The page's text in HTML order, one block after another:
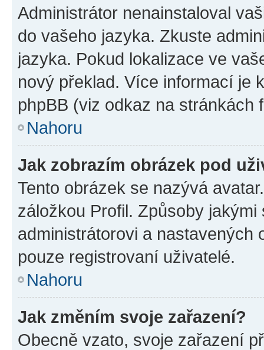
Administrátor nenainstaloval
do vašeho jazyka. Zkuste
jazyka. Pokud lokalizace ve
nový překlad. Více informací je
phpBB (viz odkaz na stránkách
Nahoru
Jak zobrazím obrázek pod
Tento obrázek se nazývá
záložkou Profil. Způsoby
administrátorovi a nastavených
pouze registrovaní uživatelé.
Nahoru
Jak změním svoje zařazení?
Obecně vzato, svoje zařazení